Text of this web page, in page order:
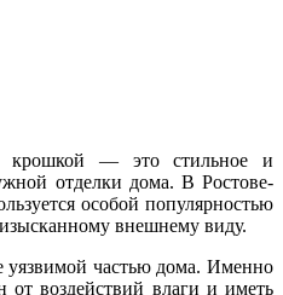
крошкой — это стильное и
отделки дома. В Ростове-
особой популярностью
внешнему виду.
уязвимой частью дома. Именно
воздействий влаги и иметь